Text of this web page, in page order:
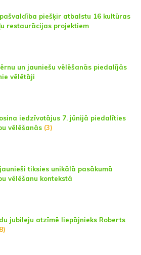
piešķir atbalstu 16 kultūras
restaurācijas projektiem
un jauniešu vēlēšanās piedalījās
vēlētāji
iedzīvotājus 7. jūnijā piedalīties
vēlēšanās (3)
tiksies unikālā pasākumā
vēlēšanu kontekstā
jubileju atzīmē liepājnieks Roberts